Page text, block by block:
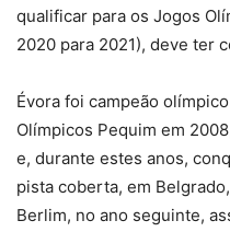
qualificar para os Jogos
2020 para 2021), deve ter
Évora foi campeão
Olímpicos Pequim em
e, durante estes anos,
pista coberta, em
Berlim, no ano seguinte,